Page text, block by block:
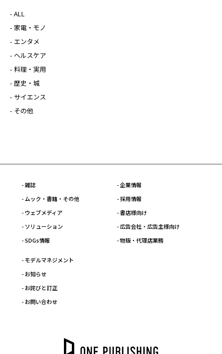
- ALL
- 家電・モノ
- エンタメ
- ヘルスケア
- 料理・実用
- 歴史・城
- サイエンス
- その他
- 雑誌
- ムック・書籍・その他
- ウェブメディア
- ソリューション
- SDGs情報
- 企業情報
- 採用情報
- 書店様向け
- 広告会社・広告主様向け
- 物販・代理店業務
- モデルマネジメント
- お知らせ
- お詫びと訂正
- お問い合わせ